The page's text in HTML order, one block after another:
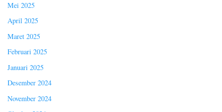
Mei 2025
April 2025
Maret 2025
Februari 2025
Januari 2025
Desember 2024
November 2024